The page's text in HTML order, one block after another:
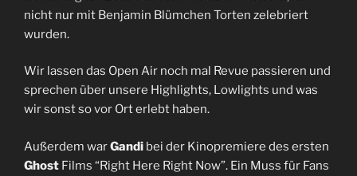
nicht nur mit Benjamin Blümchen Torten zelebriert
wurden.
Wir lassen das Open Air noch mal Revue passieren und
sprechen über unsere Highlights, Lowlights und was
wir sonst so vor Ort erlebt haben.
Außerdem warGandi bei der Kinopremiere des ersten
Ghost Films “Right Here Right Now”. Ein Muss für Fans